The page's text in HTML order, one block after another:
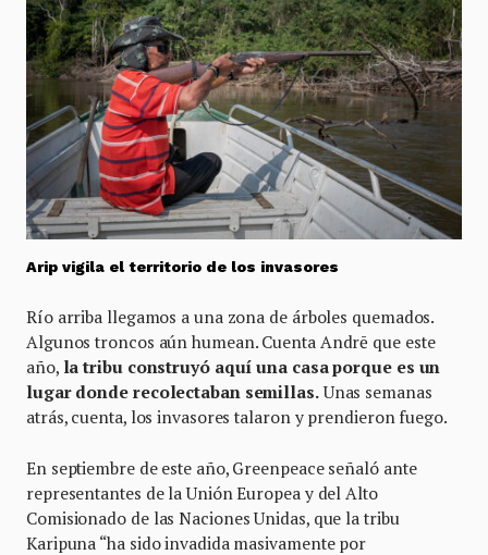
Arip vigila el territorio de los invasores
Río arriba llegamos a una zona de árboles quemados.
Algunos troncos aún humean. Cuenta Andrē que este
año, la tribu construyó aquí una casa porque es un
lugar donde recolectaban semillas.Unas semanas
atrás, cuenta, los invasores talaron y prendieron fuego.
En septiembre de este año, Greenpeace señaló ante
representantes de la Unión Europea y del Alto
Comisionado de las Naciones Unidas, que la tribu
Karipuna “ha sido invadida masivamente por